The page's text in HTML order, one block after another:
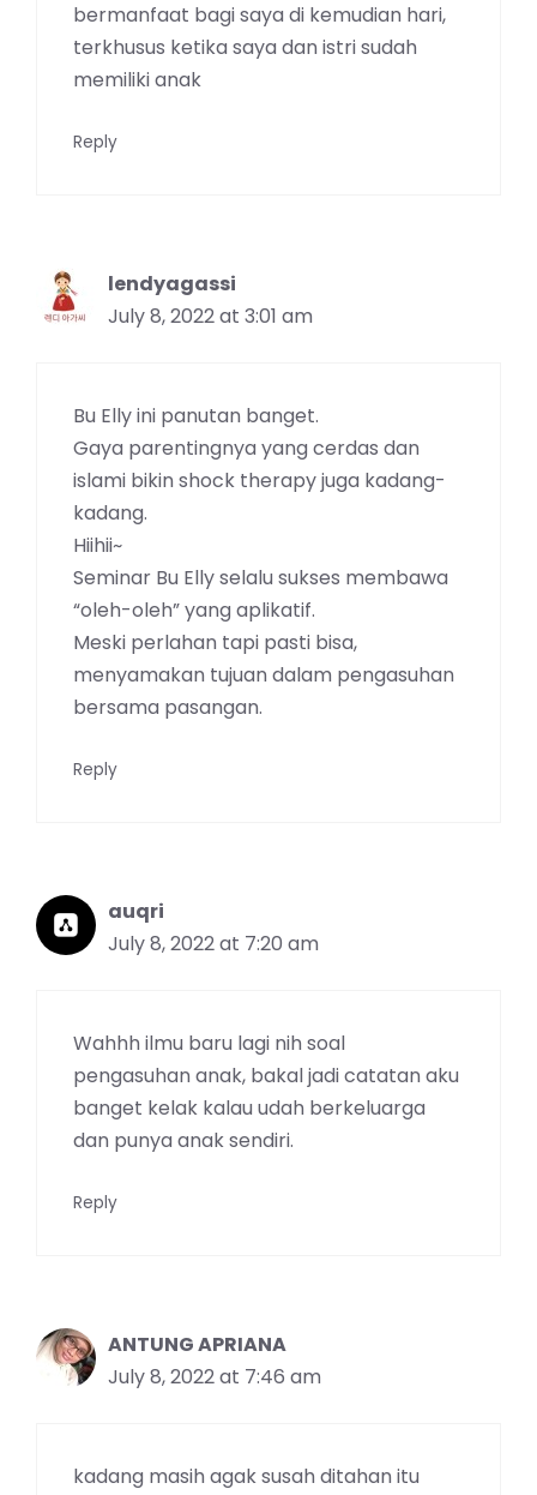
bermanfaat bagi saya di kemudian hari,
terkhusus ketika saya dan istri sudah
memiliki anak
Reply
lendyagassi
July 8, 2022 at 3:01 am
Bu Elly ini panutan banget.
Gaya parentingnya yang cerdas dan
islami bikin shock therapy juga kadang-
kadang.
Hiihii~
Seminar Bu Elly selalu sukses membawa
“oleh-oleh” yang aplikatif.
Meski perlahan tapi pasti bisa,
menyamakan tujuan dalam pengasuhan
bersama pasangan.
Reply
auqri
July 8, 2022 at 7:20 am
Wahhh ilmu baru lagi nih soal
pengasuhan anak, bakal jadi catatan aku
banget kelak kalau udah berkeluarga
dan punya anak sendiri.
Reply
ANTUNG APRIANA
July 8, 2022 at 7:46 am
kadang masih agak susah ditahan itu